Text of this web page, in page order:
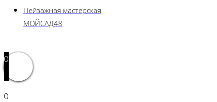
Пейзажная мастерская
МОЙСАД48
0
0